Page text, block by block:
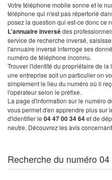
Votre téléphone mobile sonne et le
téléphone qui n'est pas répertorié
posez la question qui est-ce donc ce
L'annuaire inversédes
service de recherche inversé,
l'annuaire inversé interroge ses
numéro de téléphone inconnu.
Trouver l'identité du propriétaire de la
une entreprise soit un particulier on
simplement le lieu du numéro où il
l'opérateur selon le préfixe.
La page d'information sur le numéro
vous permet d'en apprendre plus sur
d'identifier le 04 47 00 34 64et de
neutre. Découvrez les avis
Recherche du numéro